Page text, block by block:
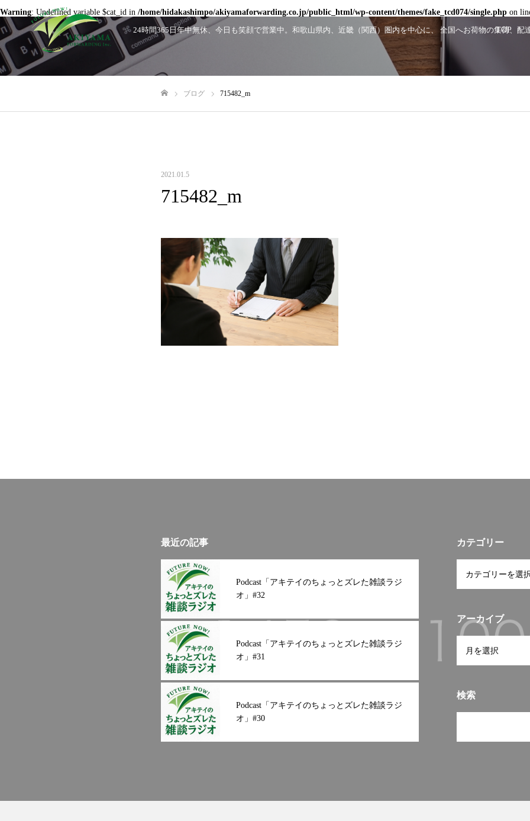
24時間365日年中無休、今日も笑顔で営業中。和歌山県内、近畿（関西）圏内を中心に、 全国へお荷物の集荷、配
TOP
Warning: Undefined variable $cat_id in /home/hidakashimpo/akiyamaforwarding.co.jp/public_html/wp-content/themes/fake_tcd074/single.php on
ブログ 715482_m
2021.01.5
715482_m
最近の記事
Podcast「アキテイのちょっとズレた雑談ラジ
オ」#32
Podcast「アキテイのちょっとズレた雑談ラジ
オ」#31
Podcast「アキテイのちょっとズレた雑談ラジ
オ」#30
カテゴリー
アーカイブ
検索